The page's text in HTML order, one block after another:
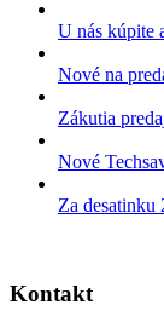
U nás kúpite
Nové na
Zákutia
Nové
Za desatinku
Kontakt